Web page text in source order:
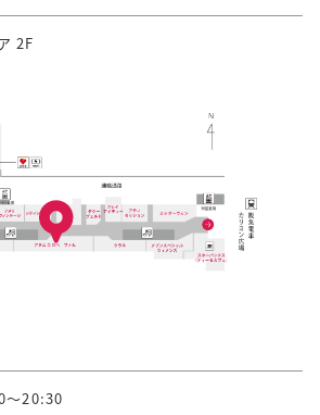
2F
～20:30